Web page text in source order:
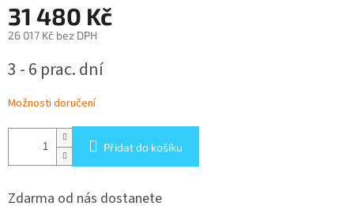
31 480 Kč
26 017 Kč bez DPH
cena:
3 - 6 prac. dní
Možnosti doručení
Přidat do košíku
Zdarma od nás dostanete